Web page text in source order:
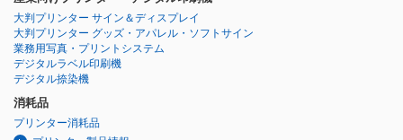
大判プリンター サイン＆ディスプレイ
大判プリンター グッズ・アパレル・ソフトサイン
業務用写真・プリントシステム
デジタルラベル印刷機
デジタル捺染機
消耗品
プリンター消耗品